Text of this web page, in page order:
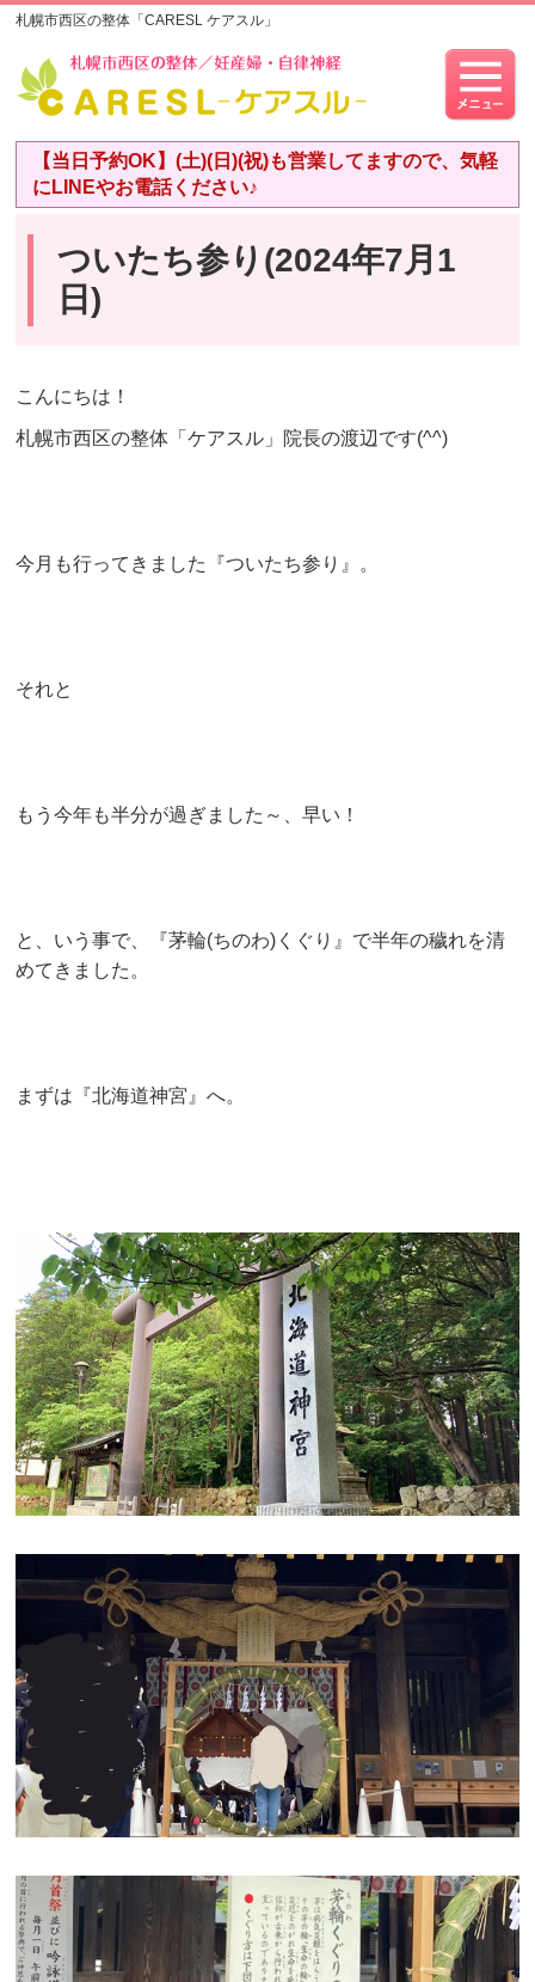
札幌市西区の整体「CARESL ケアスル」
【当日予約OK】(土)(日)(祝)も営業してますので、気軽
にLINEやお電話ください♪
ついたち参り(2024年7月1
日)
こんにちは！
札幌市西区の整体「ケアスル」院長の渡辺です(^^)
今月も行ってきました『ついたち参り』。
それと
もう今年も半分が過ぎました～、早い！
と、いう事で、『茅輪(ちのわ)くぐり』で半年の穢れを清
めてきました。
まずは『北海道神宮』へ。